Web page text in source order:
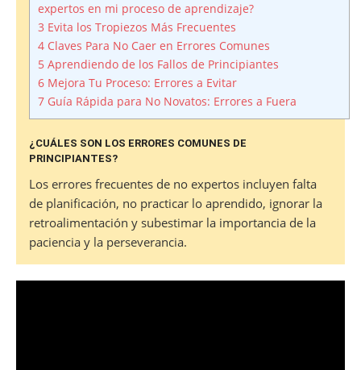
expertos en mi proceso de aprendizaje?
3 Evita los Tropiezos Más Frecuentes
4 Claves Para No Caer en Errores Comunes
5 Aprendiendo de los Fallos de Principiantes
6 Mejora Tu Proceso: Errores a Evitar
7 Guía Rápida para No Novatos: Errores a Fuera
¿CUÁLES SON LOS ERRORES COMUNES DE
PRINCIPIANTES?
Los errores frecuentes de no expertos incluyen falta
de planificación, no practicar lo aprendido, ignorar la
retroalimentación y subestimar la importancia de la
paciencia y la perseverancia.